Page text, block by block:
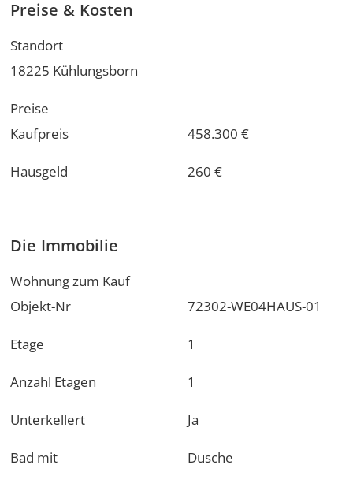
Preise & Kosten
Standort
18225 Kühlungsborn
Preise
Kaufpreis
458.300 €
Hausgeld 260 €
Die Immobilie
Wohnung zum Kauf
Objekt-Nr
72302-WE04HAUS-01
Etage 1
Anzahl Etagen 1
Unterkellert Ja
Bad mit Dusche